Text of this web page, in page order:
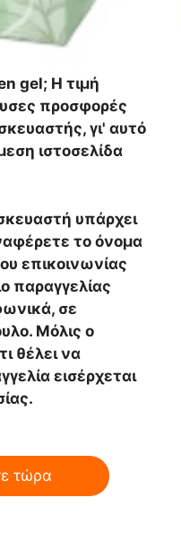
gel; Η τιμή
προσφορές
γι' αυτό
ιστοσελίδα
υπάρχει
το όνομα
επικοινωνίας
παραγγελίας
σε
Μόλις ο
θέλει να
εισέρχεται
τώρα